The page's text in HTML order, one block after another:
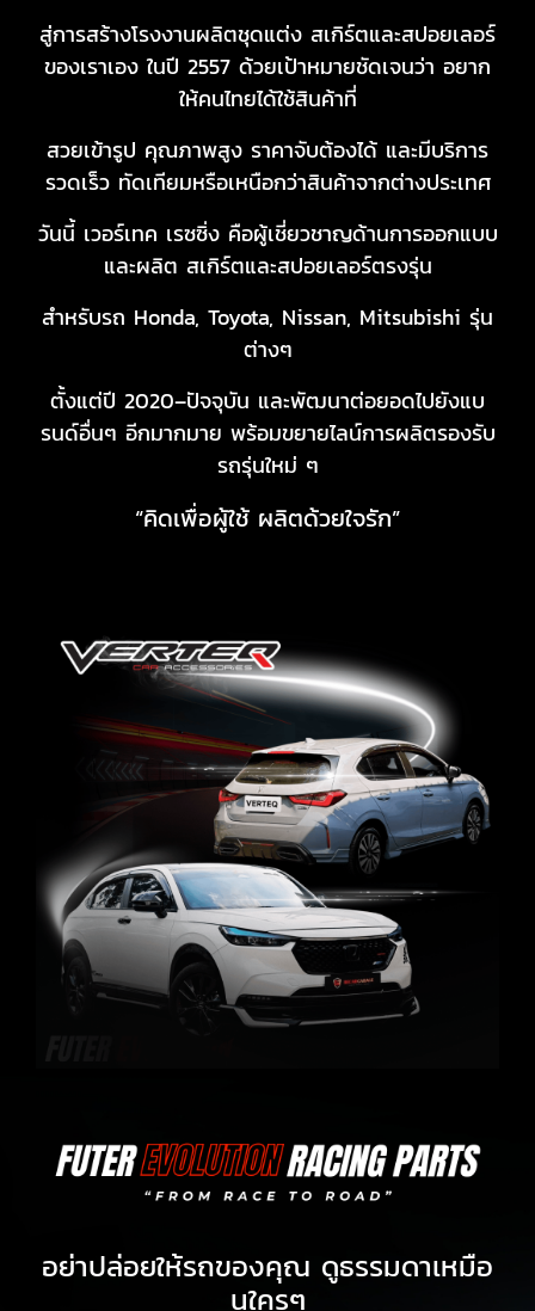
สู่การสร้างโรงงานผลิตชุดแต่ง สเกิร์ตและสปอยเลอร์
ของเราเอง ในปี 2557 ด้วยเป้าหมายชัดเจนว่า อยาก
ให้คนไทยได้ใช้สินค้าที่
สวยเข้ารูป คุณภาพสูง ราคาจับต้องได้ และมีบริการ
รวดเร็ว ทัดเทียมหรือเหนือกว่าสินค้าจากต่างประเทศ
วันนี้ เวอร์เทค เรซซิ่ง คือผู้เชี่ยวชาญด้านการออกแบบ
และผลิต สเกิร์ตและสปอยเลอร์ตรงรุ่น
สำหรับรถ Honda, Toyota, Nissan, Mitsubishi รุ่น
ต่างๆ
ตั้งแต่ปี 2020–ปัจจุบัน และพัฒนาต่อยอดไปยังแบ
รนด์อื่นๆ อีกมากมาย พร้อมขยายไลน์การผลิตรองรับ
รถรุ่นใหม่ ๆ
“คิดเพื่อผู้ใช้ ผลิตด้วยใจรัก”
อย่าปล่อยให้รถของคุณ ดูธรรมดาเหมือ
นใครๆ